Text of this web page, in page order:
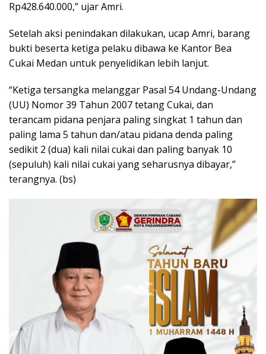
Rp428.640.000,” ujar Amri.
Setelah aksi penindakan dilakukan, ucap Amri, barang
bukti beserta ketiga pelaku dibawa ke Kantor Bea
Cukai Medan untuk penyelidikan lebih lanjut.
“Ketiga tersangka melanggar Pasal 54 Undang-Undang
(UU) Nomor 39 Tahun 2007 tetang Cukai, dan
terancam pidana penjara paling singkat 1 tahun dan
paling lama 5 tahun dan/atau pidana denda paling
sedikit 2 (dua) kali nilai cukai dan paling banyak 10
(sepuluh) kali nilai cukai yang seharusnya dibayar,”
terangnya. (bs)